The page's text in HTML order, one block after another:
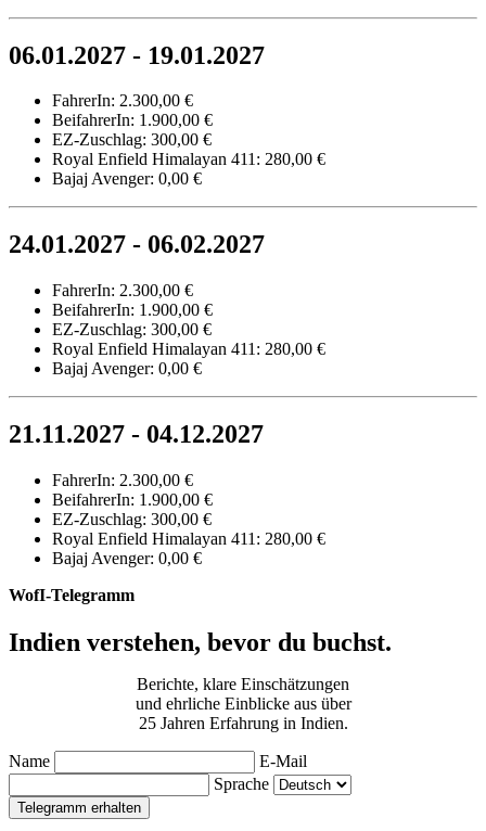
06.01.2027 - 19.01.2027
FahrerIn: 2.300,00 €
BeifahrerIn: 1.900,00 €
EZ-Zuschlag: 300,00 €
Royal Enfield Himalayan 411: 280,00 €
Bajaj Avenger: 0,00 €
24.01.2027 - 06.02.2027
FahrerIn: 2.300,00 €
BeifahrerIn: 1.900,00 €
EZ-Zuschlag: 300,00 €
Royal Enfield Himalayan 411: 280,00 €
Bajaj Avenger: 0,00 €
21.11.2027 - 04.12.2027
FahrerIn: 2.300,00 €
BeifahrerIn: 1.900,00 €
EZ-Zuschlag: 300,00 €
Royal Enfield Himalayan 411: 280,00 €
Bajaj Avenger: 0,00 €
WofI-Telegramm
Indien verstehen, bevor du buchst.
Berichte, klare Einschätzungen
und ehrliche Einblicke aus über
25 Jahren Erfahrung in Indien.
Name
E-Mail
Sprache
Telegramm erhalten